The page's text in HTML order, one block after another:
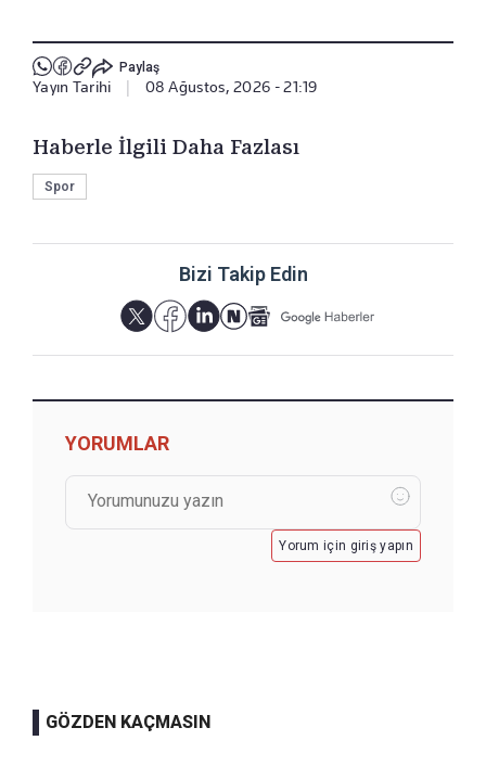
Paylaş
Yayın Tarihi | 08 Ağustos, 2026 - 21:19
Haberle İlgili Daha Fazlası
Spor
Bizi Takip Edin
YORUMLAR
Yorum için giriş yapın
GÖZDEN KAÇMASIN